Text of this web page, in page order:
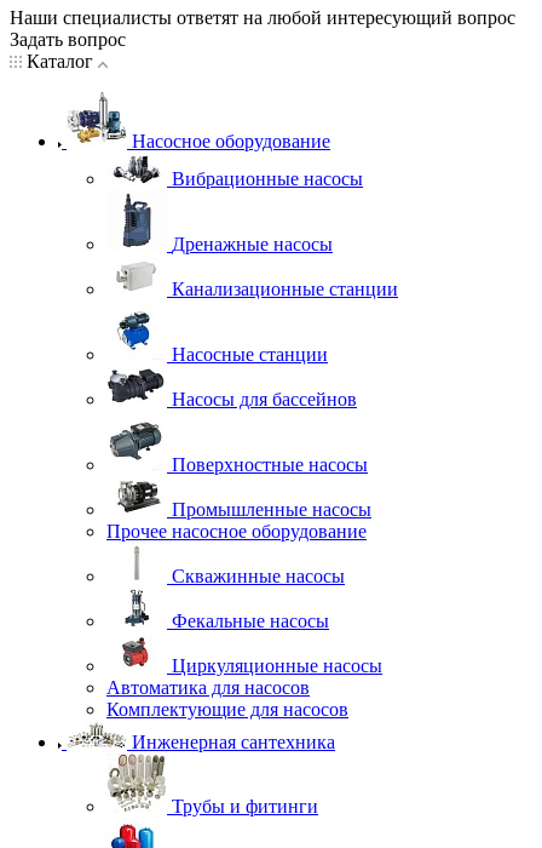
Наши специалисты ответят на любой интересующий вопрос
Задать вопрос
Каталог
Насосное оборудование
Вибрационные насосы
Дренажные насосы
Канализационные станции
Насосные станции
Насосы для бассейнов
Поверхностные насосы
Промышленные насосы
Прочее насосное оборудование
Скважинные насосы
Фекальные насосы
Циркуляционные насосы
Автоматика для насосов
Комплектующие для насосов
Инженерная сантехника
Трубы и фитинги